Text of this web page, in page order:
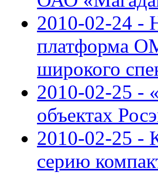
2010-02-24 -
платформа
широкого
2010-02-25 -
объектах
2010-02-25 -
серию